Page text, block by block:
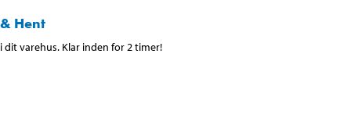
Hent
dit varehus. Klar inden for 2 timer!